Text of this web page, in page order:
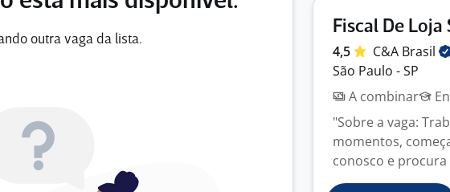
outra vaga da lista.
Fiscal De Loja
4,5 C&A Brasil
São Paulo - SP
A combinar
"Sobre a vaga:
momentos,
conosco e